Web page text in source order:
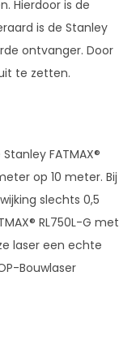
Hierdoor is de
is de Stanley
ontvanger. Door
te zetten.
FATMAX®
op 10 meter. Bij
slechts 0,5
RL750L-G met
laser een echte
Bouwlaser